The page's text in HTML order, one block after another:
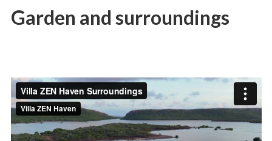
panoramic
views.
Garden and surroundings